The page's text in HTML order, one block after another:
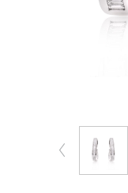
Бесплатная
Контакты